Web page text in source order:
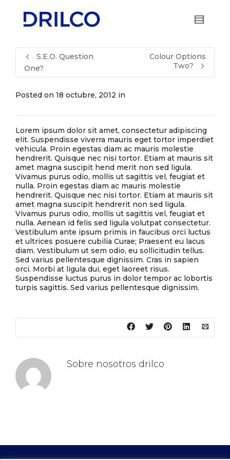
S.E.O. Question
One?
Colour Options
Two?
Posted on 18 octubre, 2012 in
Lorem ipsum dolor sit amet, consectetur adipiscing
elit. Suspendisse viverra mauris eget tortor imperdiet
vehicula. Proin egestas diam ac mauris molestie
hendrerit. Quisque nec nisi tortor. Etiam at mauris sit
amet magna suscipit hend merit non sed ligula.
Vivamus purus odio, mollis ut sagittis vel, feugiat et
nulla. Proin egestas diam ac mauris molestie
hendrerit. Quisque nec nisi tortor. Etiam at mauris sit
amet magna suscipit hendrerit non sed ligula.
Vivamus purus odio, mollis ut sagittis vel, feugiat et
nulla. Aenean id felis sed ligula volutpat consectetur.
Vestibulum ante ipsum primis in faucibus orci luctus
et ultrices posuere cubilia Curae; Praesent eu lacus
diam. Vestibulum ut sem odio, eu sollicitudin tellus.
Sed varius pellentesque dignissim. Cras in sapien
orci. Morbi at ligula dui, eget laoreet risus.
Suspendisse luctus purus in dolor tempor ac lobortis
turpis sagittis. Sed varius pellentesque dignissim.
Sobre nosotros drilco